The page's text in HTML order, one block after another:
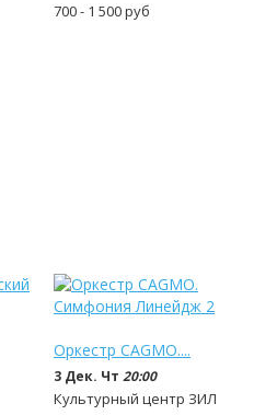
700 - 1 500руб
Оркестр CAGMO....
3 Дек. Чт 20:00
Культурный центр ЗИЛ